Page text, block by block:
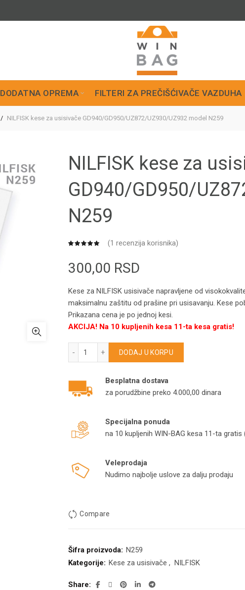
DODATNA OPREMA FILTERI ZA PREČIŠĆIVAČE VAZDUHA
NILFISK kese za usisivače GD940/GD950/UZ872/UZ930/UZ932 model N259
NILFISK kese za
GD940/GD950/
N259
(1 recenzija korisnika)
300,00 RSD
Kese za NILFISK usisivače napravljene od
maksimalnu zaštitu od prašine pri usisavanju. Kese
Prikazana cena je po jednoj kesi.
AKCIJA! Na 10 kupljenih kesa 11-ta kesa gratis!
DODAJ U KORPU
Besplatna dostava
za porudžbine preko 4.000,00 dinara
Specijalna ponuda
na 10 kupljenih WIN-BAG kesa 11-ta gratis
Veleprodaja
Nudimo najbolje uslove za dalju prodaju
Compare
Šifra proizvoda: N259
Kategorije: Kese za usisivače , NILFISK
Share